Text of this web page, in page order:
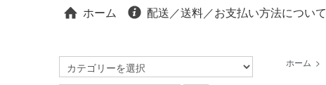
ホーム 配送／送料／お支払い方法について
ホーム >